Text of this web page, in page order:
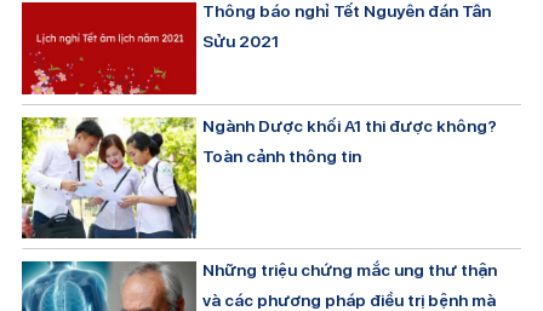
Thông báo nghỉ Tết Nguyên đán Tân
Sửu 2021
Ngành Dược khối A1 thi được không?
Toàn cảnh thông tin
Những triệu chứng mắc ung thư thận
và các phương pháp điều trị bệnh mà